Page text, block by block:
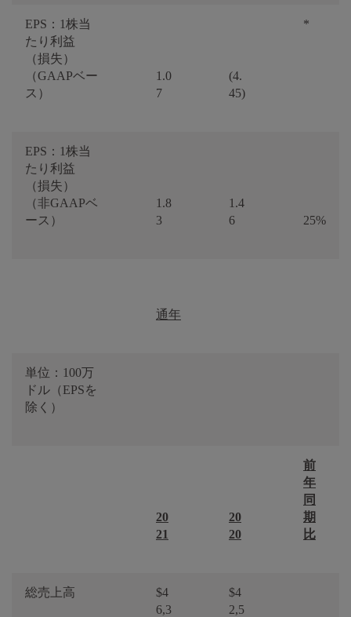
EPS：1株当
たり利益
（損失）
（GAAPベー
ス）
1.0
7
(4.
45)
*
EPS：1株当
たり利益
（損失）
（非GAAPベ
ース）
1.8
3
1.4
6
25%
通年
単位：100万
ドル（EPSを
除く）
20
21
20
20
前
年
同
期
比
総売上高
$4
6,3
$4
2,5